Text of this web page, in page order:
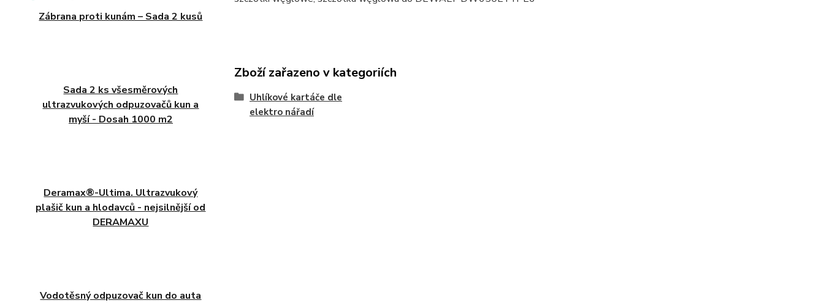
Zábrana proti kunám – Sada 2 kusů
Sada 2 ks všesměrových
ultrazvukových odpuzovačů kun a
myší - Dosah 1000 m2
Deramax®-Ultima. Ultrazvukový
plašič kun a hlodavců - nejsilnější od
DERAMAXU
Vodotěsný odpuzovač kun do auta
Zboží zařazeno v kategoriích
Uhlíkové kartáče dle
elektro nářadí